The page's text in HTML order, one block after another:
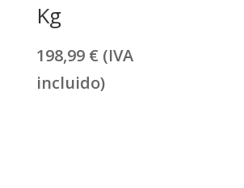
Kg
198,99 € (IVA
incluido)